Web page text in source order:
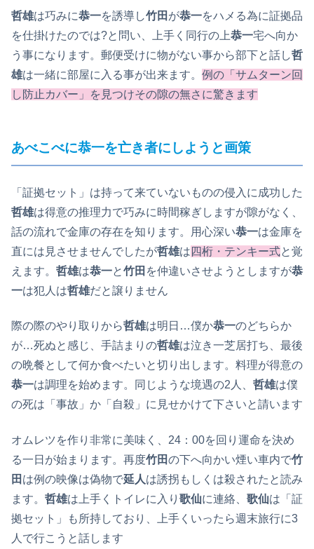
哲雄は巧みに恭一を誘導し竹田 が恭一をハメる為に証拠品
を仕掛けたのでは?と問い、上手く同行の上恭一宅へ向か
う事になります。郵便受けに物がない事から部下と話し哲
雄は一緒に部屋に入る事が出来ます。 例の「サムターン回
し防止カバー」を見つけその隙の無さに驚きます
あべこべに恭一を亡き者にしようと画策
「証拠セット」は持って来ていないものの侵入に成功した
哲雄は得意の推理力で巧みに時間稼ぎしますが隙がなく、
話の流れで金庫の存在を知ります。用心深い恭一は金庫を
直には見させませんでしたが哲雄は 四桁・テンキー式と覚
えます。 哲雄は恭一と竹田 を仲違いさせようとしますが恭
一は犯人は哲雄だと譲りません
際の際のやり取りから哲雄は明日…僕か恭一のどちらか
が…死ぬと感じ、手詰まりの哲雄は泣き一芝居打ち、最後
の晩餐として何か食べたいと切り出します。料理が得意の
恭一は調理を始めます。同じような境遇の2人、 哲雄は僕
の死は「事故」か「自殺」に見せかけて下さいと請います
オムレツを作り非常に美味く、24：00を回り運命を決め
る一日が始まります。再度竹田の下へ向かい煙い車内で竹
田 は例の映像は偽物で延人は誘拐もしくは殺されたと読み
ます。 哲雄は上手くトイレに入り 歌仙に連絡、 歌仙は「証
拠セット」も所持しており、上手くいったら週末旅行に3
人で行こうと話します